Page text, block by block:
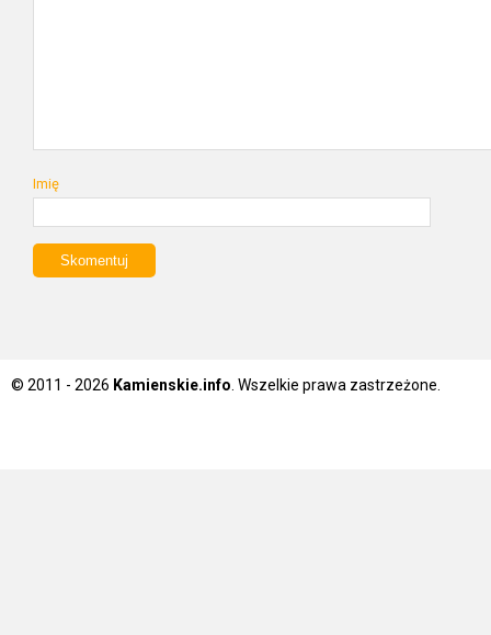
Imię
© 2011 - 2026 Kamienskie.info . Wszelkie prawa zastrzeżone.